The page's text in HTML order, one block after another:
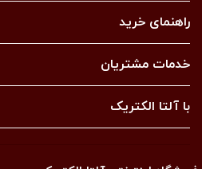
راهنمای خرید
خدمات مشتریان
با آلتا الکتریک